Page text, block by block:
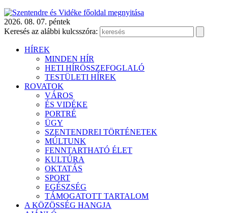
2026. 08. 07. péntek
Keresés az alábbi kulcsszóra:
HÍREK
MINDEN HÍR
HETI HÍRÖSSZEFOGLALÓ
TESTÜLETI HÍREK
ROVATOK
VÁROS
ÉS VIDÉKE
PORTRÉ
ÜGY
SZENTENDREI TÖRTÉNETEK
MÚLTUNK
FENNTARTHATÓ ÉLET
KULTÚRA
OKTATÁS
SPORT
EGÉSZSÉG
TÁMOGATOTT TARTALOM
A KÖZÖSSÉG HANGJA